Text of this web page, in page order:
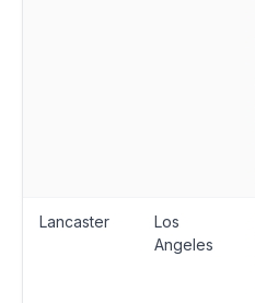
Lancaster
Los
Angeles